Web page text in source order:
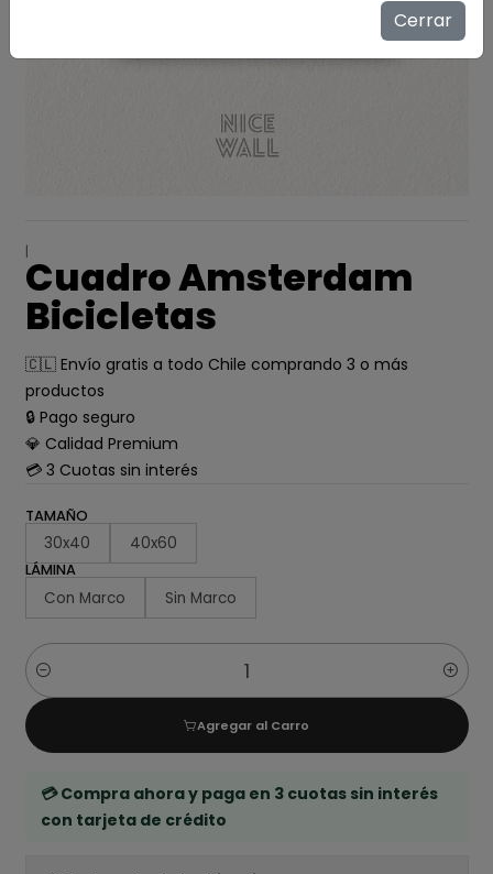
|
Cuadro Amsterdam
Bicicletas
🇨🇱 Envío gratis a todo Chile comprando 3 o más
productos
🔒 Pago seguro
💎 Calidad Premium
💳 3 Cuotas sin interés
TAMAÑO
30x40 40x60
LÁMINA
Con Marco Sin Marco
Cantidad
Agregar al Carro
💳 Compra ahora y paga en 3 cuotas sin interés
con tarjeta de crédito
Cerrar